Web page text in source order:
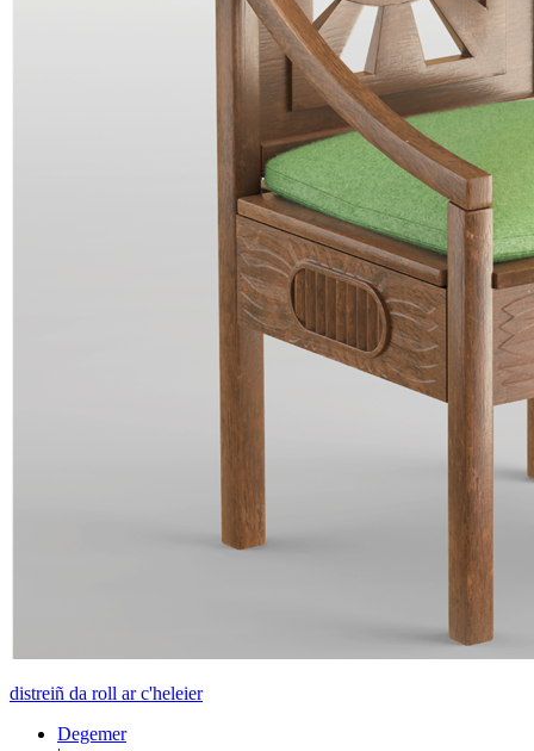
distreiñ da roll ar c'heleier
Degemer